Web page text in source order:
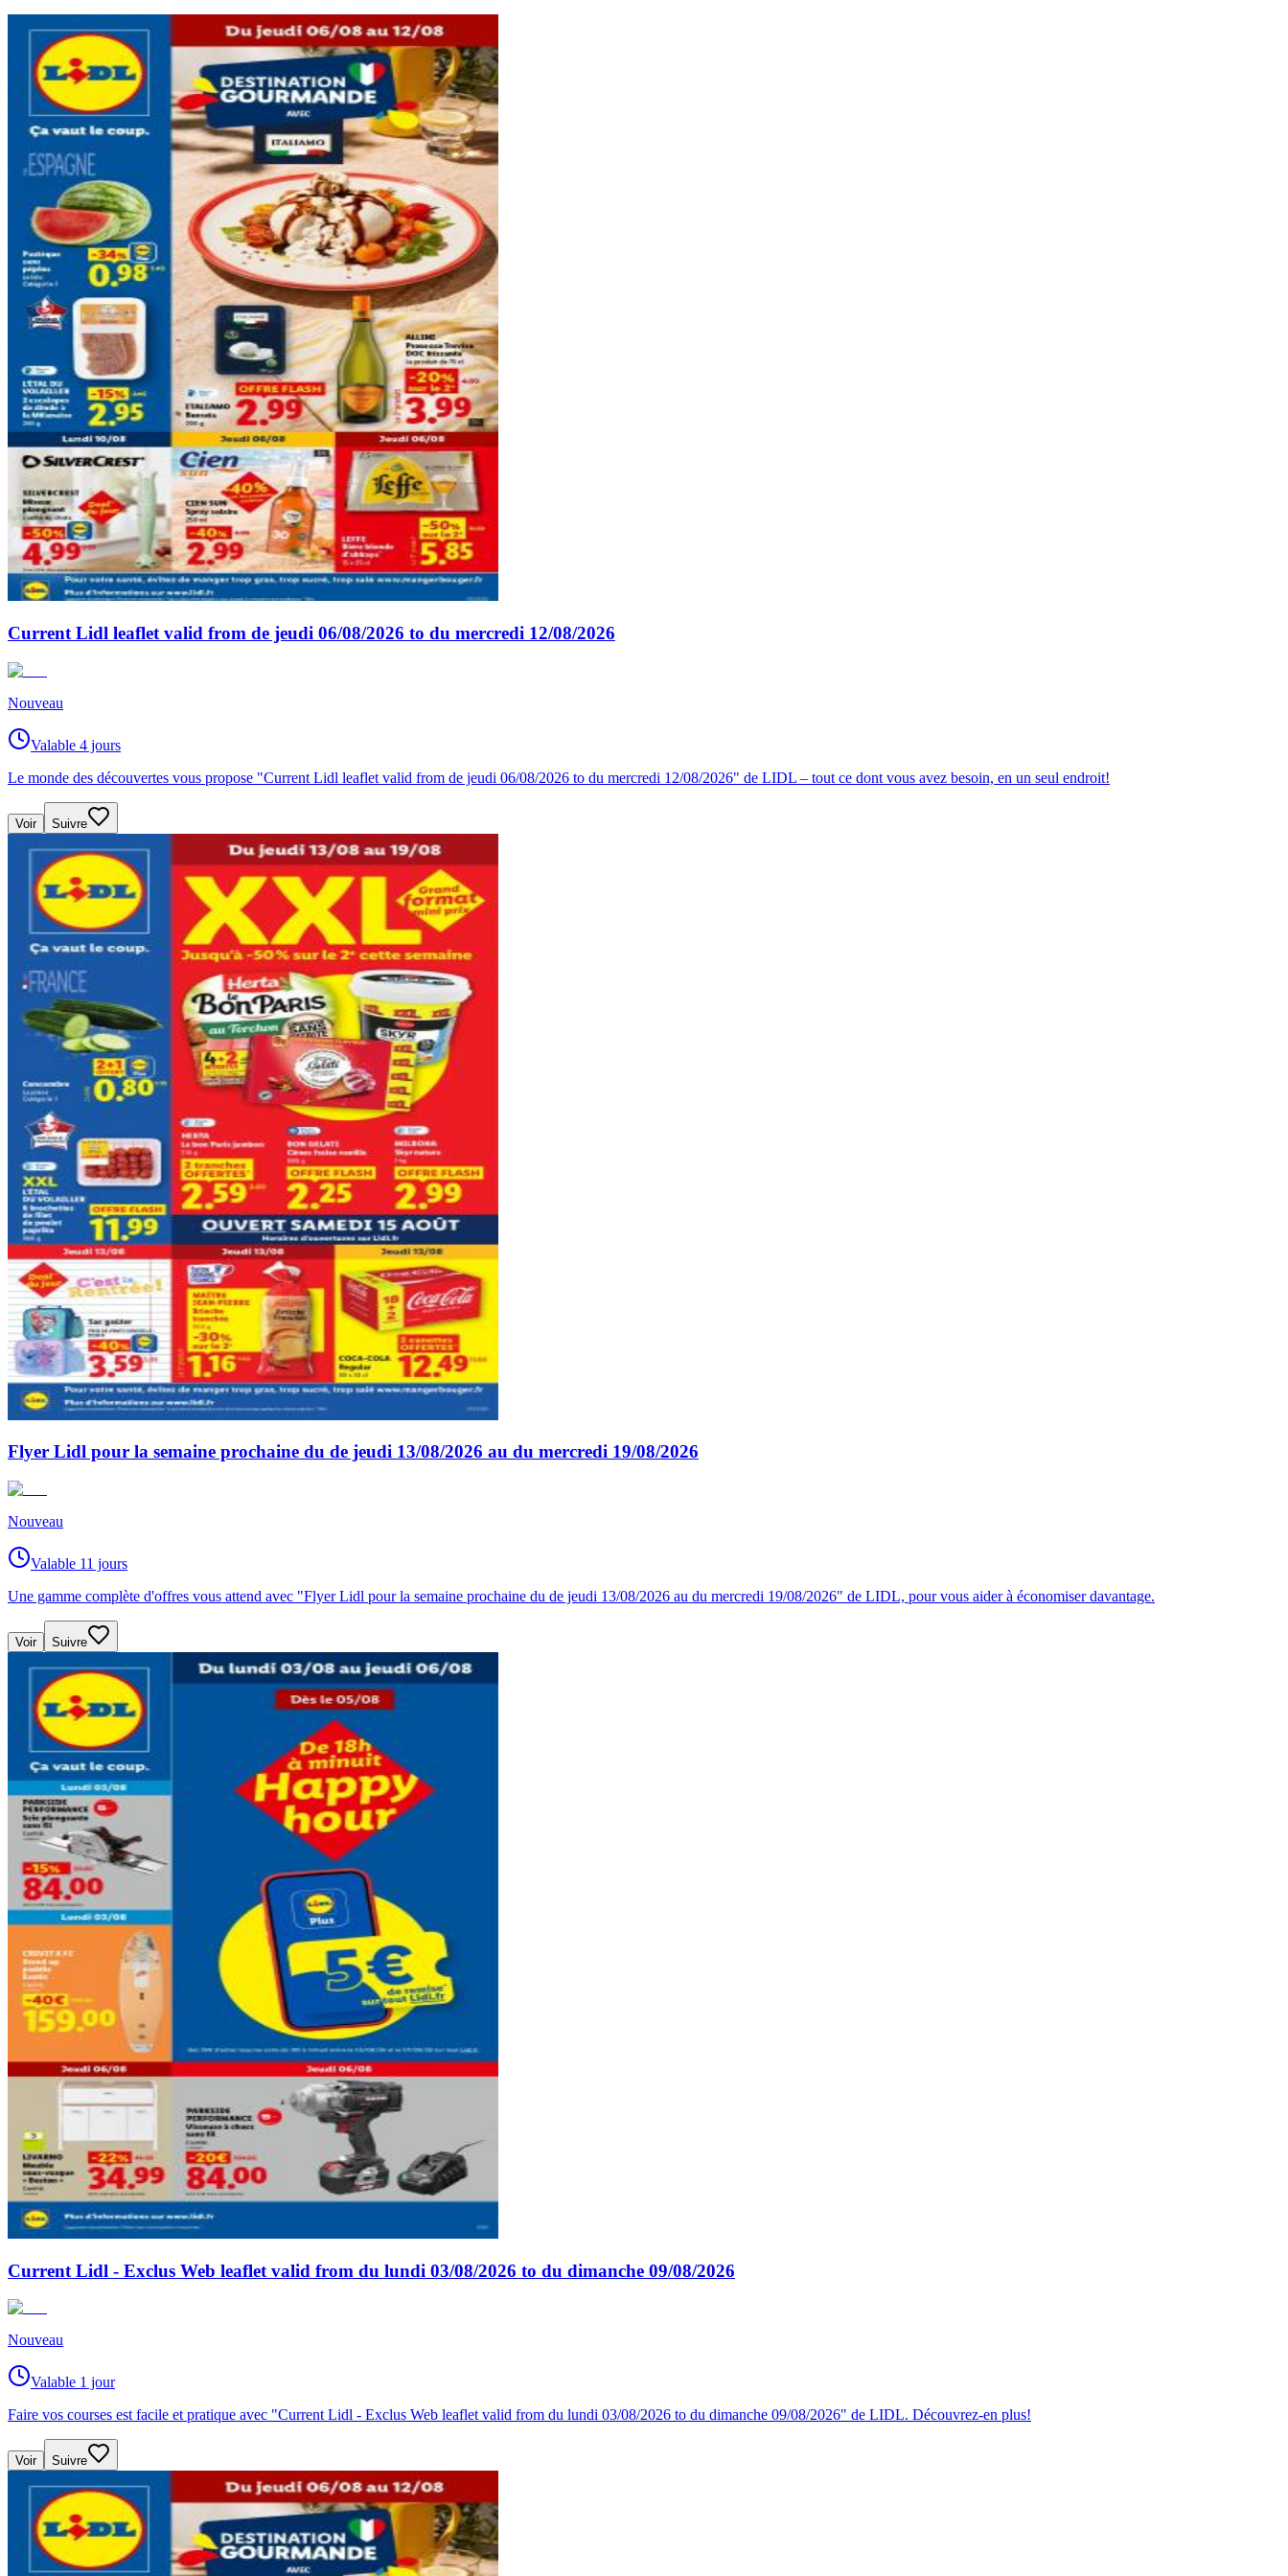
Current Lidl leaflet valid from de jeudi 06/08/2026 to du mercredi 12/08/2026
Nouveau
Valable 4 jours
Le monde des découvertes vous propose "Current Lidl leaflet valid from de jeudi 06/08/2026 to du mercredi 12/08/2026" de LIDL – tout ce dont vous avez besoin, en un seul endroit!
Voir Suivre
Flyer Lidl pour la semaine prochaine du de jeudi 13/08/2026 au du mercredi 19/08/2026
Nouveau
Valable 11 jours
Une gamme complète d'offres vous attend avec "Flyer Lidl pour la semaine prochaine du de jeudi 13/08/2026 au du mercredi 19/08/2026" de LIDL, pour vous aider à économiser davantage.
Voir Suivre
Current Lidl - Exclus Web leaflet valid from du lundi 03/08/2026 to du dimanche 09/08/2026
Nouveau
Valable 1 jour
Faire vos courses est facile et pratique avec "Current Lidl - Exclus Web leaflet valid from du lundi 03/08/2026 to du dimanche 09/08/2026" de LIDL. Découvrez-en plus!
Voir Suivre